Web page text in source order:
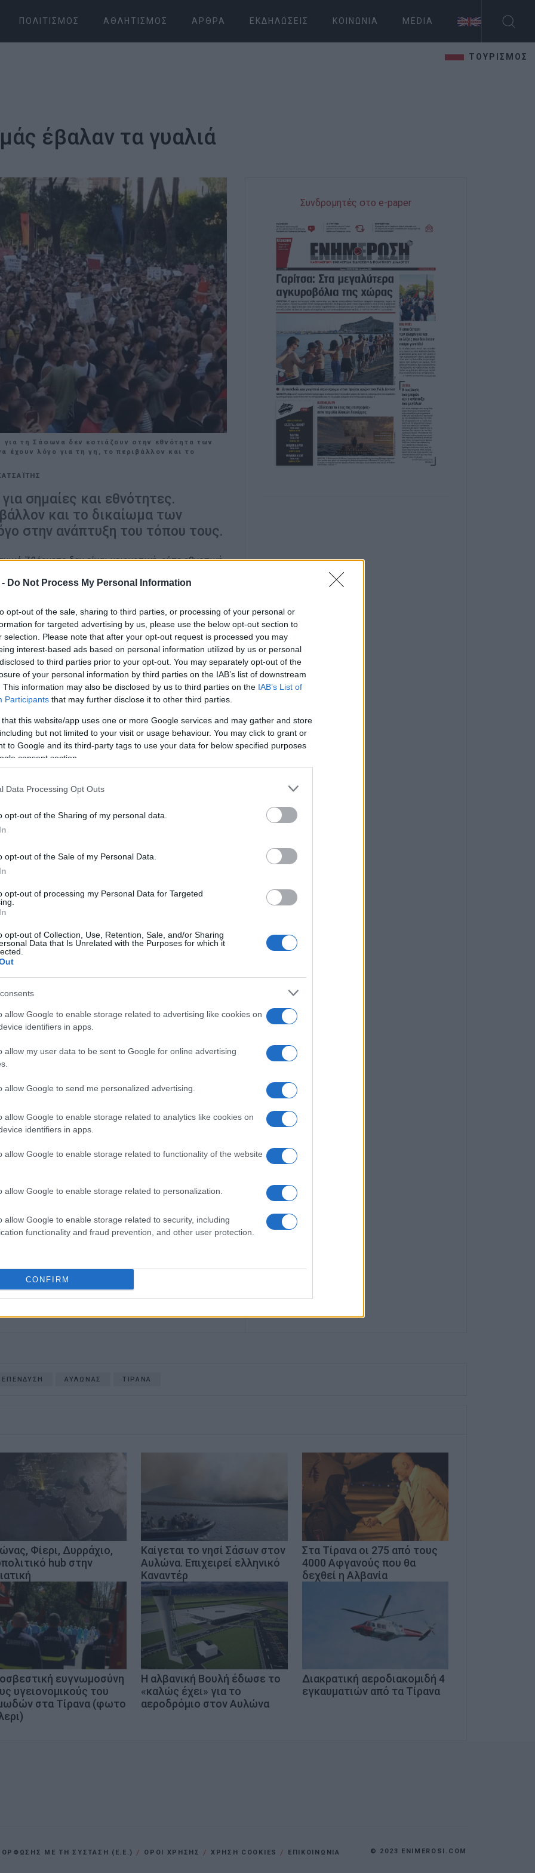
Do Not Process My Personal Information
opt-out of the sale, sharing to third parties, or processing of your personal or
for targeted advertising by us, please use the below opt-out section to
selection. Please note that after your opt-out request is processed you may
interest-based ads based on personal information utilized by us or personal
to third parties prior to your opt-out. You may separately opt-out of the
of your personal information by third parties on the IAB’s list of downstream
This information may also be disclosed by us to third parties on the IAB’s List of
Participants that may further disclose it to other third parties.
that this website/app uses one or more Google services and may gather and store
but not limited to your visit or usage behaviour. You may click to grant or
to Google and its third-party tags to use your data for below specified purposes
consent section.
Data Processing Opt Outs
opt-out of the Sharing of my personal data.
opt-out of the Sale of my Personal Data.
opt-out of processing my Personal Data for Targeted
opt-out of Collection, Use, Retention, Sale, and/or Sharing
Data that Is Unrelated with the Purposes for which it
allow Google to enable storage related to advertising like cookies on
identifiers in apps.
allow my user data to be sent to Google for online advertising
allow Google to send me personalized advertising.
allow Google to enable storage related to analytics like cookies on
identifiers in apps.
allow Google to enable storage related to functionality of the website
allow Google to enable storage related to personalization.
allow Google to enable storage related to security, including
functionality and fraud prevention, and other user protection.
CONFIRM
ΠΟΛΙΤΙΣΜΌΣ ΑΘΛΗΤΙΣΜΌΣ ΆΡΘΡΑ ΕΚΔΗΛΏΣΕΙΣ ΚΟΙΝΩΝΊΑ MEDIA
ΤΟΥΡΙΣΜΟΣ
έβαλαν τα γυαλιά
τη Σάσωνα δεν εστιάζουν στην εθνότητα των
λόγο για τη γη, το περιβάλλον και το
σημαίες και εθνότητες.
και το δικαίωμα των
στην ανάπτυξη του τόπου τους.
Ζβέρνετς δεν είναι μειονοτική, ούτε εθνοτική.
μοντέλο τουριστικών επενδύσεων που
ντόπιους από τη γη, τις ακτές και τις
εξέγερση έχει πολλά να διδάξει, όχι
μιας ευρύτερης δυσαρέσκειας απέναντι στο
τελευταία χρόνια. Η κυβέρνηση έχει
στρατηγικής στην προσέλκυση ξένων
στις παραλιακές αναπτύξεις, στις
αυτής της πολιτικής μιλούν για
Οι επικριτές, όμως, καταγγέλλουν
αδειοδότησης, περιορισμένη διαβούλευση με
γης και στις περιβαλλοντικές εγκρίσεις.
στη Σάσωνα συγκεντρώνει όλα τα
Είναι τεράστια σε μέγεθος, αφορά μια
με πρόσωπο του στενού κύκλου του
δεν συμμετέχουν μόνο κάτοικοι του Ζβέρνετς
φορείς προστασίας της πολιτιστικής
σύνθημα δεν είναι απλώς «όχι στην επένδυση».
συμβολίζει».
Στη Μήλο, στην Πάρο και στα Χανιά έχουν
υπερτουρισμού και μεγάλες τουριστικές
τη Μαγιόρκα και τα Κανάρια Νησιά, χιλιάδες
πόλεων και των νησιών τους σε τουριστικά
μεγάλη ώστε επιβλήθηκε ακόμη και τέλος
από το Γκεζί Παρκ έως περιβαλλοντικές
γύρω από την ανάπτυξη και τη χρήση του χώρου
οικεία. Τα ίδια ερωτήματα επανέρχονται
τόπος, ποιος αποφασίζει γι’ αυτές, ποια είναι
και πού βρίσκεται η ισορροπία ανάμεσα στην
και ηλεκτρονικός. Δημοσιογραφεί από τις
1980. Έχει συνεργαστεί με σχεδόν όλες τις
Διετέλεσε πρόεδρος του Συνδέσμου Ημερησίων
τον οποίον υπηρέτησε και από τη θέση
δ.σ. επί οκτώ χρόνια. Πιστεύει πως η
δημοσιογράφου στην ενημέρωση είναι το
και στην επικοινωνία η έντιμη και
Συνδρομητές στο e-paper
ΕΠΕΝΔΥΣΗ ΑΥΛΩΝΑΣ ΤΙΡΑΝΑ
Φίερι, Δυρράχιο,
hub στην
Καίγεται το νησί Σάσων στον
Αυλώνα. Επιχειρεί ελληνικό
Καναντέρ
Στα Τίρανα οι 275 από τους
4000 Αφγανούς που θα
δεχθεί η Αλβανία
ευγνωμοσύνη
υγειονομικούς του
στα Τίρανα (φωτο
Η αλβανική Βουλή έδωσε το
«καλώς έχει» για το
αεροδρόμιο στον Αυλώνα
Διακρατική αεροδιακομιδή 4
εγκαυματιών από τα Τίρανα
ΜΕ ΤΗ ΣΥΣΤΑΣΗ (Ε.Ε.) ΌΡΟΙ ΧΡΗΣΗΣ ΧΡΗΣΗ COOKIES ΕΠΙΚΟΙΝΩΝΙΑ © 2023 ENIMEROSI.COM